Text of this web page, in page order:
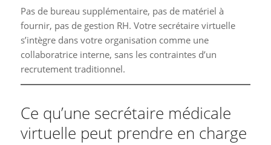
Pas de bureau supplémentaire, pas de matériel à
fournir, pas de gestion RH. Votre secrétaire virtuelle
s’intègre dans votre organisation comme une
collaboratrice interne, sans les contraintes d’un
recrutement traditionnel.
Ce qu’une secrétaire médicale
virtuelle peut prendre en charge